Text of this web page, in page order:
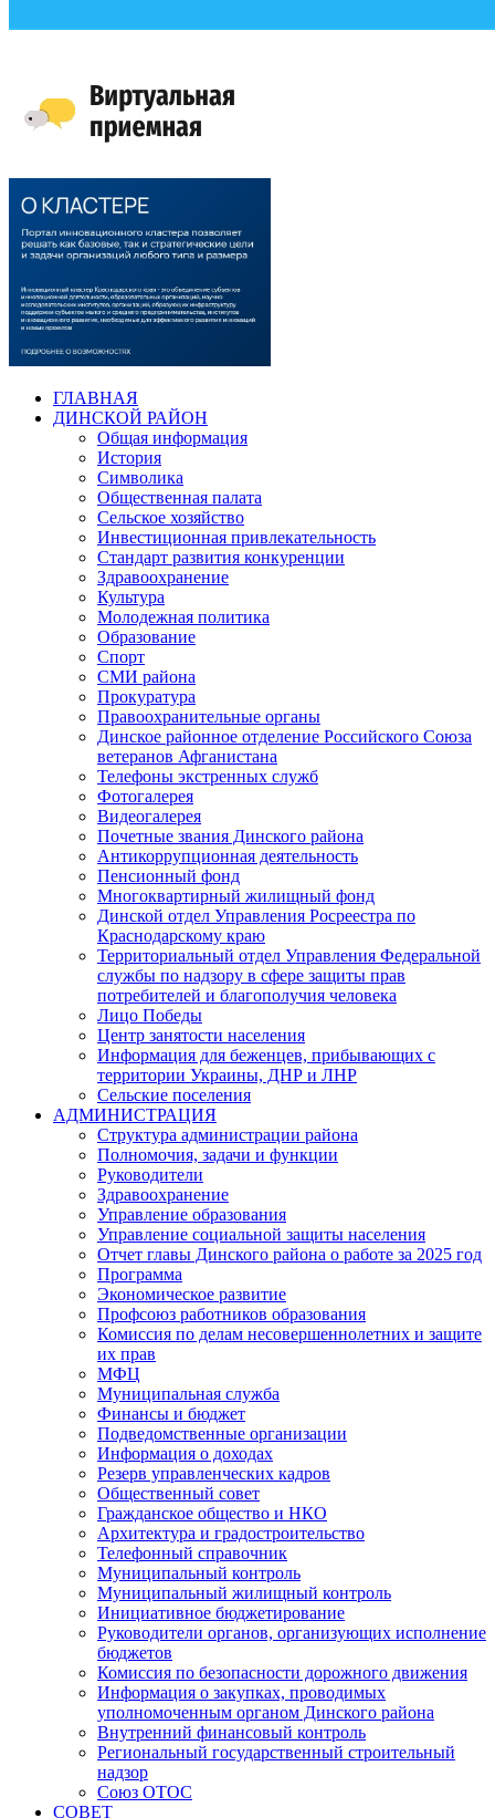
ГЛАВНАЯ
ДИНСКОЙ РАЙОН
Общая информация
История
Символика
Общественная палата
Сельское хозяйство
Инвестиционная привлекательность
Стандарт развития конкуренции
Здравоохранение
Культура
Молодежная политика
Образование
Спорт
СМИ района
Прокуратура
Правоохранительные органы
Динское районное отделение Российского Союза
ветеранов Афганистана
Телефоны экстренных служб
Фотогалерея
Видеогалерея
Почетные звания Динского района
Антикоррупционная деятельность
Пенсионный фонд
Многоквартирный жилищный фонд
Динской отдел Управления Росреестра по
Краснодарскому краю
Территориальный отдел Управления Федеральной
службы по надзору в сфере защиты прав
потребителей и благополучия человека
Лицо Победы
Центр занятости населения
Информация для беженцев, прибывающих с
территории Украины, ДНР и ЛНР
Сельские поселения
АДМИНИСТРАЦИЯ
Структура администрации района
Полномочия, задачи и функции
Руководители
Здравоохранение
Управление образования
Управление социальной защиты населения
Отчет главы Динского района о работе за 2025 год
Программа
Экономическое развитие
Профсоюз работников образования
Комиссия по делам несовершеннолетних и защите
их прав
МФЦ
Муниципальная служба
Финансы и бюджет
Подведомственные организации
Информация о доходах
Резерв управленческих кадров
Общественный совет
Гражданское общество и НКО
Архитектура и градостроительство
Телефонный справочник
Муниципальный контроль
Муниципальный жилищный контроль
Инициативное бюджетирование
Руководители органов, организующих исполнение
бюджетов
Комиссия по безопасности дорожного движения
Информация о закупках, проводимых
уполномоченным органом Динского района
Внутренний финансовый контроль
Региональный государственный строительный
надзор
Союз ОТОС
СОВЕТ